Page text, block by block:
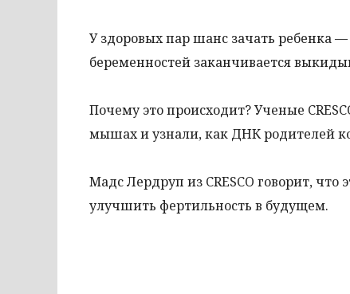
У здоровых пар шанс зачать ребенка
беременностей заканчивается
Почему это происходит? Ученые
мышах и узнали, как ДНК родителей
Мадс Лердруп из CRESCO говорит,
улучшить фертильность в будущем.